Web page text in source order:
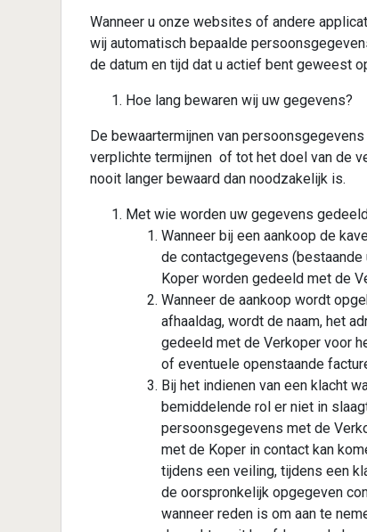
Wanneer u onze websites of andere
wij automatisch bepaalde
de datum en tijd dat u actief bent geweest
Hoe lang bewaren wij uw gegevens?
De bewaartermijnen van
verplichte termijnen of tot het doel van de
nooit langer bewaard dan noodzakelijk is.
Met wie worden uw gegevens
Wanneer bij een aankoop de
de contactgegevens
Koper worden gedeeld met de
Wanneer de aankoop wordt
afhaaldag, wordt de naam, het
gedeeld met de Verkoper voor
of eventuele openstaande
Bij het indienen van een klacht
bemiddelende rol er niet in
persoonsgegevens met de
met de Koper in contact kan
tijdens een veiling, tijdens een
de oorspronkelijk opgegeven
wanneer reden is om aan te